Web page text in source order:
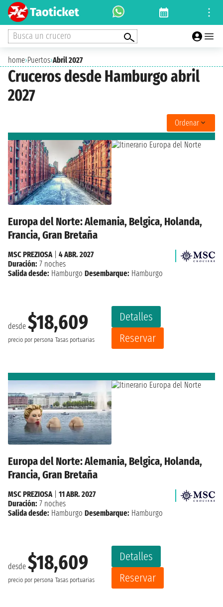
Busca un crucero
home›Puertos›Abril 2027
Cruceros desde Hamburgo abril
2027
Ordenar
Europa del Norte: Alemania, Belgica, Holanda,
Francia, Gran Bretaña
desde $18,609
precio por persona Tasas portuarias
Detalles
Reservar
MSC PREZIOSA
4 ABR. 2027
Duración: 7 noches
Salida desde: Hamburgo Desembarque: Hamburgo
Europa del Norte: Alemania, Belgica, Holanda,
Francia, Gran Bretaña
desde $18,609
precio por persona Tasas portuarias
Detalles
Reservar
MSC PREZIOSA| 11 ABR. 2027
Duración: 7 noches
Salida desde: Hamburgo Desembarque: Hamburgo